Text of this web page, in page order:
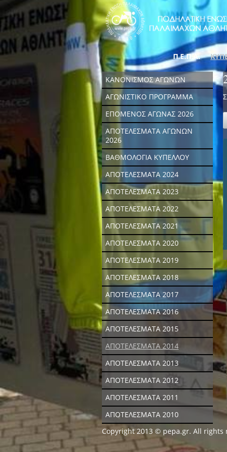
Π.Ε.Π.Α.
ΚΑΝΟΝΙΣΜΟΣ ΑΓΩΝΩΝ
ΑΓΩΝΙΣΤΙΚΟ ΠΡΟΓΡΑΜΜΑ
ΕΠΟΜΕΝΟΣ ΑΓΩΝΑΣ 2026
ΑΠΟΤΕΛΕΣΜΑΤΑ ΑΓΩΝΩΝ
2026
ΒΑΘΜΟΛΟΓΙΑ ΚΥΠΕΛΛΟΥ
ΑΠΟΤΕΛΕΣΜΑΤΑ 2024
ΑΠΟΤΕΛΕΣΜΑΤΑ 2023
ΑΠΟΤΕΛΕΣΜΑΤΑ 2022
ΑΠΟΤΕΛΕΣΜΑΤΑ 2021
ΑΠΟΤΕΛΕΣΜΑΤΑ 2020
ΑΠΟΤΕΛΕΣΜΑΤΑ 2019
ΑΠΟΤΕΛΕΣΜΑΤΑ 2018
ΑΠΟΤΕΛΕΣΜΑΤΑ 2017
ΑΠΟΤΕΛΕΣΜΑΤΑ 2016
ΑΠΟΤΕΛΕΣΜΑΤΑ 2015
ΑΠΟΤΕΛΕΣΜΑΤΑ 2014
ΑΠΟΤΕΛΕΣΜΑΤΑ 2013
ΑΠΟΤΕΛΕΣΜΑΤΑ 2012
ΑΠΟΤΕΛΕΣΜΑΤΑ 2011
ΑΠΟΤΕΛΕΣΜΑΤΑ 2010
Copyright 2013 © pepa.gr. All rights